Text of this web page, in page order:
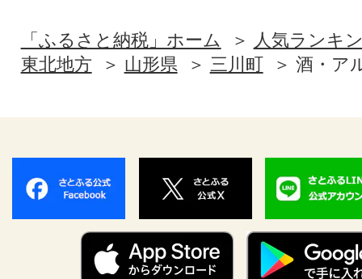
「ふるさと納税」ホーム
人気ランキ
東北地方
山形県 三川町 酒・ア